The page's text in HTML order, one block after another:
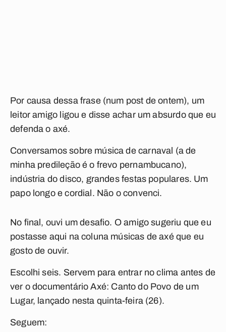
Por causa dessa frase (num post de ontem), um
leitor amigo ligou e disse achar um absurdo que eu
defenda o axé.
Conversamos sobre música de carnaval (a de
minha predileção é o frevo pernambucano),
indústria do disco, grandes festas populares. Um
papo longo e cordial. Não o convenci.
No final, ouvi um desafio. O amigo sugeriu que eu
postasse aqui na coluna músicas de axé que eu
gosto de ouvir.
Escolhi seis. Servem para entrar no clima antes de
ver o documentárioAxé: Canto do Povo de um
Lugar, lançado nesta quinta-feira (26).
Seguem: